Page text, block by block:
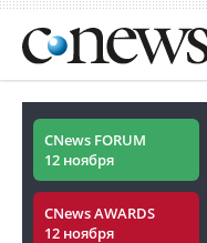
CNews FORUM
12 ноября
CNews AWARDS
12 ноября